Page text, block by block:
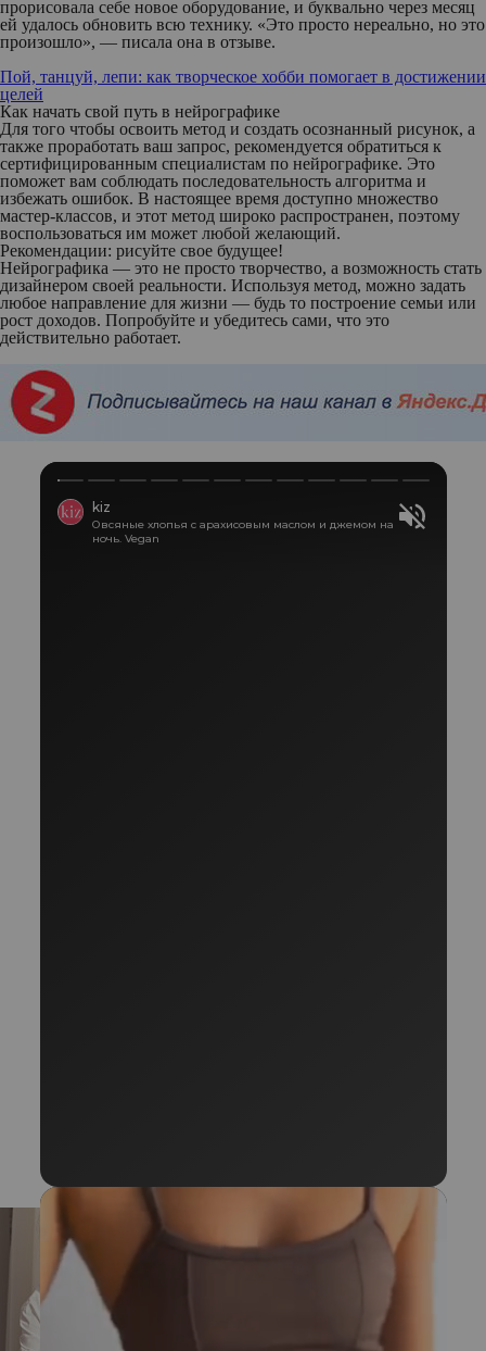
прорисовала себе новое оборудование, и буквально через месяц
ей удалось обновить всю технику. «Это просто нереально, но это
произошло», — писала она в отзыве.
Пой, танцуй, лепи: как творческое хобби помогает в достижении
целей
Как начать свой путь в нейрографике
Для того чтобы освоить метод и создать осознанный рисунок, а
также проработать ваш запрос, рекомендуется обратиться к
сертифицированным специалистам по нейрографике. Это
поможет вам соблюдать последовательность алгоритма и
избежать ошибок. В настоящее время доступно множество
мастер-классов, и этот метод широко распространен, поэтому
воспользоваться им может любой желающий.
Рекомендации: рисуйте свое будущее!
Нейрографика — это не просто творчество, а возможность стать
дизайнером своей реальности. Используя метод, можно задать
любое направление для жизни — будь то построение семьи или
рост доходов. Попробуйте и убедитесь сами, что это
действительно работает.